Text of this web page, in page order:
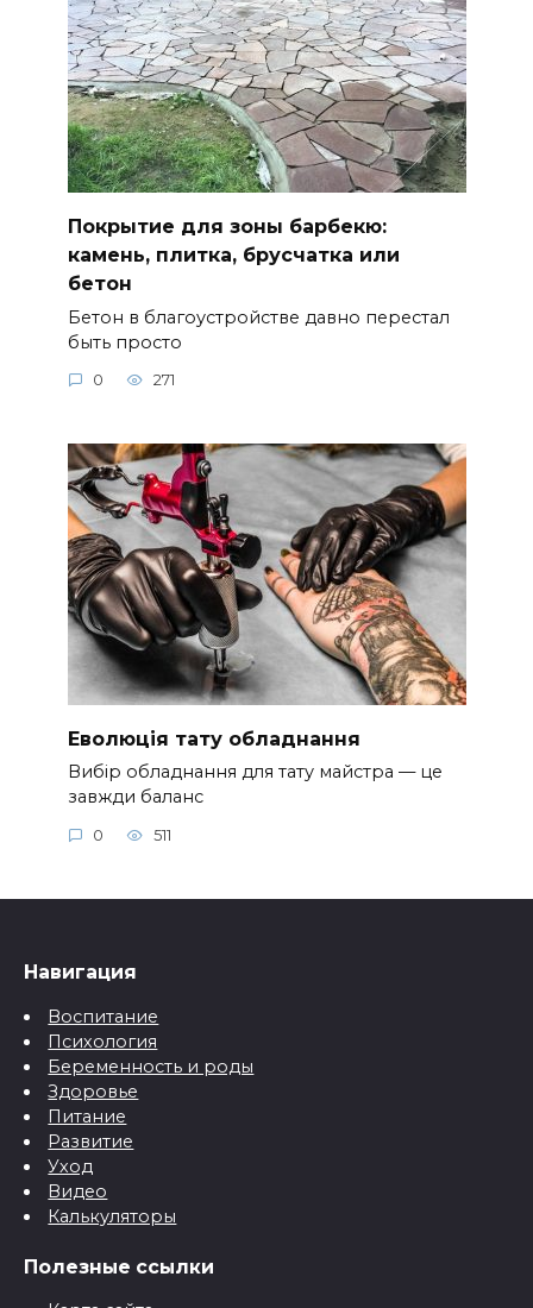
Покрытие для зоны барбекю:
камень, плитка, брусчатка или
бетон
Бетон в благоустройстве давно перестал
быть просто
0 271
Еволюція тату обладнання
Вибір обладнання для тату майстра — це
завжди баланс
0 511
Навигация
Воспитание
Психология
Беременность и роды
Здоровье
Питание
Развитие
Уход
Видео
Калькуляторы
Полезные ссылки